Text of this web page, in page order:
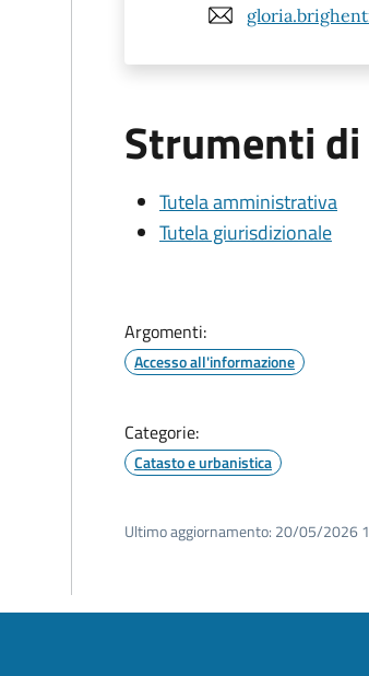
Strumenti
Tutela amministrativa
Tutela giurisdizionale
Argomenti:
Accesso all'informazione
Categorie:
Catasto e urbanistica
Ultimo aggiornamento: 20/05/2026